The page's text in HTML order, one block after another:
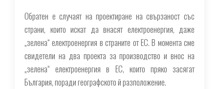
Обратен е случаят на проектиране на свързаност със
страни, които искат да внасят електроенергия, даже
„зелена“ електроенергия в страните от ЕС. В момента сме
свидетели на два проекта за производство и внос на
„зелена“ електроенергия в ЕС, които пряко засягат
България, поради географското й разположение.